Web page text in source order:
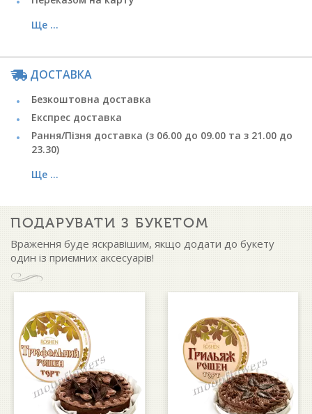
Ще ...
ДОСТАВКА
Безкоштовна доставка
Експрес доставка
Рання/Пізня доставка (з 06.00 до 09.00 та з 21.00 до
23.30)
Ще ...
ПОДАРУВАТИ З БУКЕТОМ
Враження буде яскравішим, якщо додати до букету
один із приємних аксесуарів!